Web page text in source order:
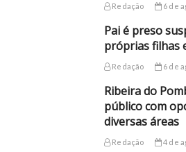
Redação 6 de
Pai é preso
próprias filhas
Redação 6 de
Ribeira do
público com
diversas áreas
Redação 4 de